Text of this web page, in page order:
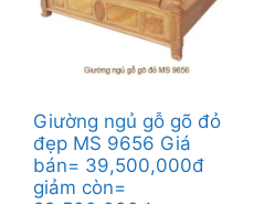
Giường ngủ gỗ gõ đỏ
đẹp MS 9656 Giá
bán= 39,500,000đ
giảm còn=